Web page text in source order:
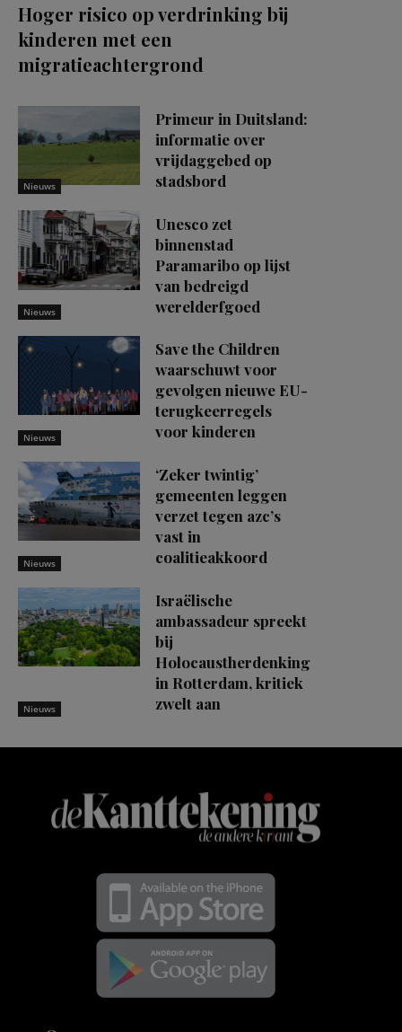
Hoger risico op verdrinking bij
kinderen met een
migratieachtergrond
Nieuws
Primeur in Duitsland:
informatie over
vrijdaggebed op
stadsbord
Nieuws
Unesco zet
binnenstad
Paramaribo op lijst
van bedreigd
werelderfgoed
Nieuws
Save the Children
waarschuwt voor
gevolgen nieuwe EU-
terugkeerregels
voor kinderen
Nieuws
‘Zeker twintig’
gemeenten leggen
verzet tegen azc’s
vast in
coalitieakkoord
Nieuws
Israëlische
ambassadeur spreekt
bij
Holocaustherdenking
in Rotterdam, kritiek
zwelt aan